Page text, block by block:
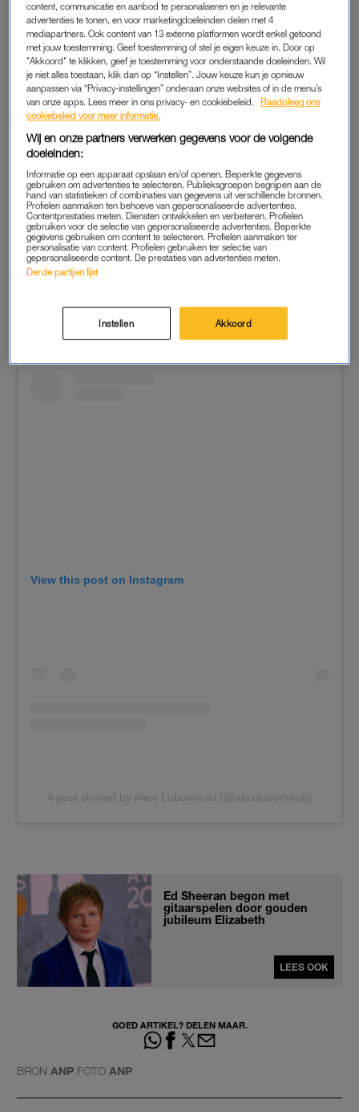
binnen. Op Twitter wenst koningin Elizabeth haar, namens het
hele Britse koningshuis, een heel fijne verjaardag.
🎈Wishing Lilibet a very Happy 1st Birthday!
— The Royal Family (@RoyalFamily)
Het meisje is vernoemd naar haar overgrootmoeder Elizabeth,
wier bijnaam Lilibet is. De 96-jarige Lilibet ontmoette haar
achterkleindochter donderdag voor het eerst. Harry en
Meghan wonen normaliter in Californië en komen niet vaak als
gezin deze kant op. Volgens deDaily Mailvond deze
ontmoeting plaats tijdens een privélunch op Windsor Castle.
Een eerdere foto van het gezin:
View this post on Instagram
A post shared by Alexi Lubomirski (@alexilubomirski)
Ed Sheeran begon met
gitaarspelen door gouden
jubileum Elizabeth
LEES OOK
GOED ARTIKEL? DELEN MAAR.
BRON ANP FOTO ANP
content, communicatie en aanbod te personaliseren en je relevante
advertenties te tonen, en voor marketingdoeleinden delen met 4
mediapartners. Ook content van 13 externe platformen wordt enkel getoond
met jouw toestemming. Geef toestemming of stel je eigen keuze in. Door op
"Akkoord" te klikken, geef je toestemming voor onderstaande doeleinden. Wil
je niet alles toestaan, klik dan op “Instellen”. Jouw keuze kun je opnieuw
aanpassen via “Privacy-instellingen” onderaan onze websites of in de menu’s
van onze apps. Lees meer in ons privacy- en cookiebeleid.
Raadpleeg ons
cookiebeleid voor meer informatie.
Wij en onze partners verwerken gegevens voor de volgende
doeleinden:
Informatie op een apparaat opslaan en/of openen. Beperkte gegevens
gebruiken om advertenties te selecteren. Publieksgroepen begrijpen aan de
hand van statistieken of combinaties van gegevens uit verschillende bronnen.
Profielen aanmaken ten behoeve van gepersonaliseerde advertenties.
Contentprestaties meten. Diensten ontwikkelen en verbeteren. Profielen
gebruiken voor de selectie van gepersonaliseerde advertenties. Beperkte
gegevens gebruiken om content te selecteren. Profielen aanmaken ter
personalisatie van content. Profielen gebruiken ter selectie van
gepersonaliseerde content. De prestaties van advertenties meten.
Derde partijen lijst
Instellen Akkoord